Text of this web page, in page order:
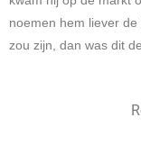
noemen hem liever de
zou zijn, dan was dit